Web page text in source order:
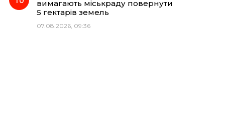
вимагають міськраду повернути
5 гектарів земель
07.08.2026, 09:36